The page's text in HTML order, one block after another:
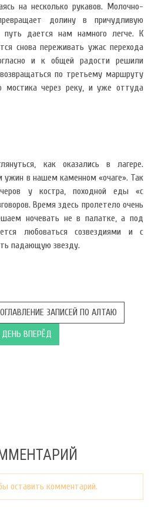
на несколько рукавов. Молочно-
долину в причудливую
путь дается нам намного легче. К
снова переживать ужас перехода
и к общей радости решили
по третьему маршруту
мостика через реку, и уже оттуда
как оказались в лагере.
ужин в нашем каменном «очаге». Так
у костра, походной еды «с
Время здесь пролетело очень
ночевать не в палатке, а под
любоваться созвездиями и с
падающую звезду.
ОГЛАВЛЕНИЕ ЗАПИСЕЙ ПО АЛТАЮ
ДЕНЬ ВПЕРЁД
оставить комментарий.